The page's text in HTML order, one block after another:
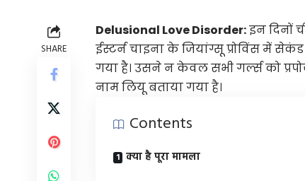
SHARE
Delusional Love Disorder:इन दिनों
ईस्टर्न चाइना के जियांग्सू प्रोविंस में
गया है। उसने न केवल सभी गर्ल्स को
नाम लियू बताया गया है।
Contents
क्या है पूरा मामला